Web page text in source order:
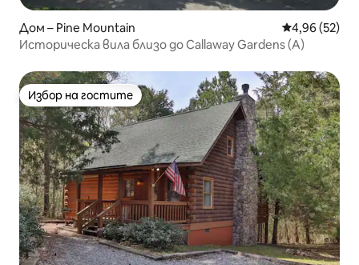
Дом – Pine Mountain Средна
4,96 (52)
Историческа вила близо до Callaway Gardens (A)
Избор на гостите
Избор на гостите